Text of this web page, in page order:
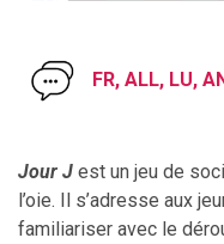
FR, ALL, LU,
Jour J est un jeu de
l’oie. Il s’adresse aux
familiariser avec le